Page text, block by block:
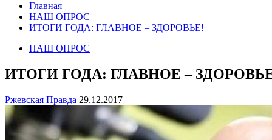
Главная
НАШ ОПРОС
ИТОГИ ГОДА: ГЛАВНОЕ – ЗДОРОВЬЕ!
НАШ ОПРОС
ИТОГИ ГОДА: ГЛАВНОЕ –
Ржевская Правда 29.12.2017